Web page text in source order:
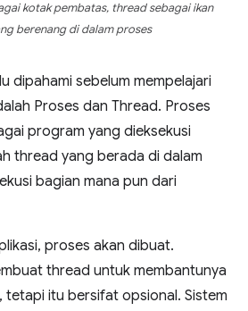
kotak pembatas, thread sebagai ikan
berenang di dalam proses
dipahami sebelum mempelajari
Proses dan Thread. Proses
program yang dieksekusi
thread yang berada di dalam
bagian mana pun dari
proses akan dibuat.
thread untuk membantunya
tetapi itu bersifat opsional. Sistem